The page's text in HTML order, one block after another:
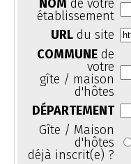
NOM de votre
établissement
URL du site
COMMUNE de
votre
gîte / maison
d'hôtes
DÉPARTEMENT
Gîte / Maison
d'hôtes
déjà inscrit(e) ?